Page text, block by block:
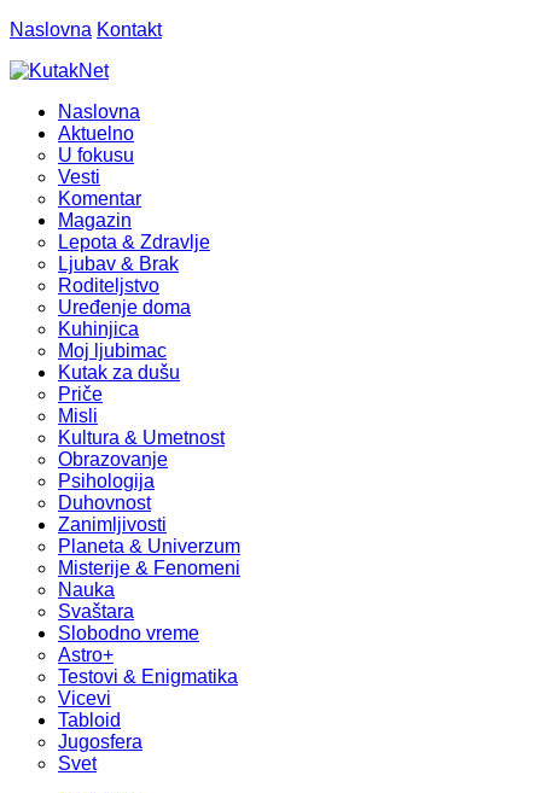
Naslovna Kontakt
Naslovna
Aktuelno
U fokusu
Vesti
Komentar
Magazin
Lepota & Zdravlje
Ljubav & Brak
Roditeljstvo
Uređenje doma
Kuhinjica
Moj ljubimac
Kutak za dušu
Priče
Misli
Kultura & Umetnost
Obrazovanje
Psihologija
Duhovnost
Zanimljivosti
Planeta & Univerzum
Misterije & Fenomeni
Nauka
Svaštara
Slobodno vreme
Astro+
Testovi & Enigmatika
Vicevi
Tabloid
Jugosfera
Svet